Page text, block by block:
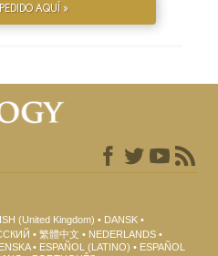
AQUÍ »
(United Kingdom)
DANSK
繁體中文
NEDERLANDS
ESPAÑOL (LATINO)
ESPAÑOL